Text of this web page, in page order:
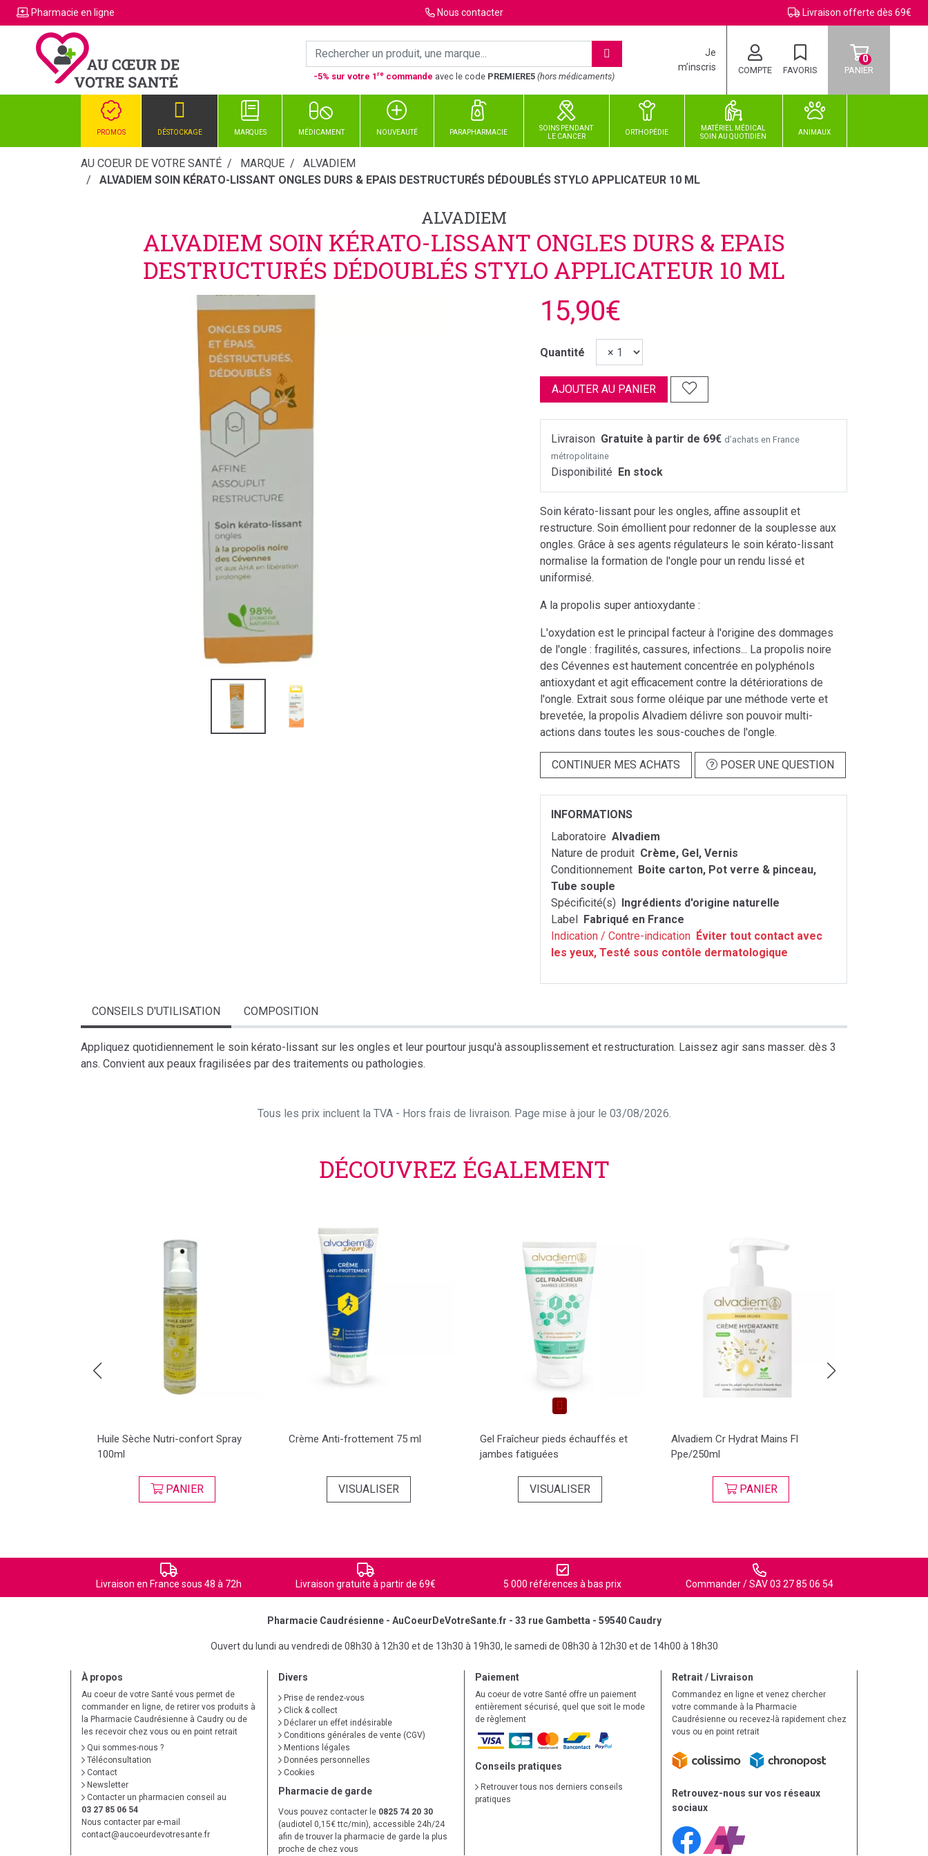
Pharmacie en ligne Nous contacter Livraison offerte dès 69€
-5% sur votre 1re commande avec le code PREMIERE5 (hors médicaments)
Je
m’inscris
COMPTE FAVORIS PANIER
0
PROMOS DÉSTOCKAGE MARQUES MÉDICAMENT NOUVEAUTÉ PARAPHARMACIE
SOINS PENDANT
LE CANCER
ORTHOPÉDIE
MATÉRIEL MÉDICAL
SOINAUQUOTIDIEN
ANIMAUX
AU COEUR DE VOTRE SANTÉ MARQUE
ALVADIEM
ALVADIEM SOIN KÉRATO-LISSANT ONGLES DURS & EPAIS DESTRUCTURÉS DÉDOUBLÉS STYLO APPLICATEUR 10 ML
ALVADIEM
ALVADIEM SOIN KÉRATO-LISSANT ONGLES DURS & EPAIS
DESTRUCTURÉS DÉDOUBLÉS STYLO APPLICATEUR 10 ML
15,90€
Quantité
AJOUTER AU PANIER
Livraison Gratuite à partir de 69€ d’achats en France
métropolitaine
Disponibilité En stock
Soin kérato-lissant pour les ongles, affine assouplit et
restructure. Soin émollient pour redonner de la souplesse aux
ongles. Grâce à ses agents régulateurs le soin kérato-lissant
normalise la formation de l'ongle pour un rendu lissé et
uniformisé.
A la propolis super antioxydante :
L'oxydation est le principal facteur à l'origine des dommages
de l'ongle : fragilités, cassures, infections... La propolis noire
des Cévennes est hautement concentrée en polyphénols
antioxydant et agit efficacement contre la détériorations de
l'ongle. Extrait sous forme oléique par une méthode verte et
brevetée, la propolis Alvadiem délivre son pouvoir multi-
actions dans toutes les sous-couches de l'ongle.
CONTINUER MES ACHATS POSER UNE QUESTION
INFORMATIONS
Laboratoire Alvadiem
Nature de produit Crème, Gel, Vernis
Conditionnement Boite carton, Pot verre & pinceau,
Tube souple
Spécificité(s) Ingrédients d'origine naturelle
Label Fabriqué en France
Indication / Contre-indication Éviter tout contact avec
les yeux, Testé sous contôle dermatologique
CONSEILS D'UTILISATION COMPOSITION
Appliquez quotidiennement le soin kérato-lissant sur les ongles et leur pourtour jusqu'à assouplissement et restructuration. Laissez agir sans masser. dès 3
ans. Convient aux peaux fragilisées par des traitements ou pathologies.
Tous les prix incluent la TVA - Hors frais de livraison. Page mise à jour le 03/08/2026.
DÉCOUVREZ ÉGALEMENT
Huile Sèche Nutri-confort Spray
100ml
PANIER
Crème Anti-frottement 75 ml
VISUALISER
Gel Fraîcheur pieds échauffés et
jambes fatiguées
VISUALISER
Alvadiem Cr Hydrat Mains Fl
Ppe/250ml
PANIER
Livraison en France sous 48 à 72h Livraison gratuite à partir de 69€ 5 000 références à bas prix Commander / SAV 03 27 85 06 54
Pharmacie Caudrésienne - AuCoeurDeVotreSante.fr - 33 rue Gambetta - 59540 Caudry
Ouvert du lundi au vendredi de 08h30 à 12h30 et de 13h30 à 19h30, le samedi de 08h30 à 12h30 et de 14h00 à 18h30
À propos
Au coeur de votre Santé vous permet de
commander en ligne, de retirer vos produits à
la Pharmacie Caudrésienne à Caudry ou de
les recevoir chez vous ou en point retrait
Qui sommes-nous ?
Téléconsultation
Contact
Newsletter
Contacter un pharmacien conseil au
03 27 85 06 54
Nous contacter par e-mail
contact@aucoeurdevotresante.fr
Divers
Prise de rendez-vous
Click & collect
Déclarer un effet indésirable
Conditions générales de vente (CGV)
Mentions légales
Données personnelles
Cookies
Pharmacie de garde
Vous pouvez contacter le 0825 74 20 30
(audiotel 0,15€ ttc/min), accessible 24h/24
afin de trouver la pharmacie de garde la plus
proche de chez vous
Paiement
Au coeur de votre Santé offre un paiement
entièrement sécurisé, quel que soit le mode
de règlement
Conseils pratiques
Retrouver tous nos derniers conseils
pratiques
Retrait / Livraison
Commandez en ligne et venez chercher
votre commande à la Pharmacie
Caudrésienne ou recevez-là rapidement chez
vous ou en point retrait
Retrouvez-nous sur vos réseaux
sociaux